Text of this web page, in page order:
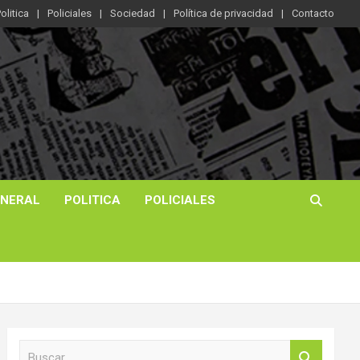
Policiales Sociedad Política de privacidad Contacto
POLITICA POLICIALES